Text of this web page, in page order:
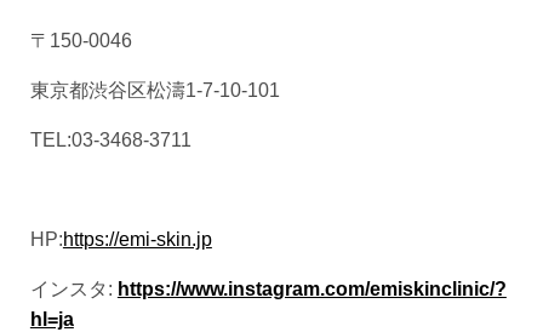
〒150-0046
東京都渋谷区松濤1-7-10-101
TEL:03-3468-3711
HP:https://emi-skin.jp
インスタ: https://www.instagram.com/emiskinclinic/?
hl=ja